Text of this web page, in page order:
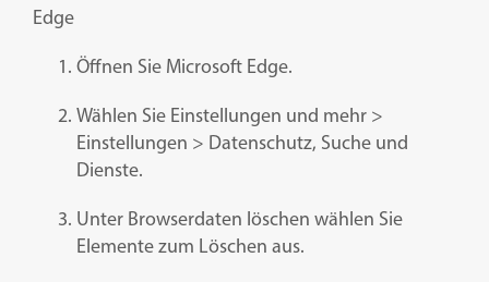
Edge
Öffnen Sie Microsoft Edge.
Wählen Sie Einstellungen und mehr >
Einstellungen > Datenschutz, Suche und
Dienste.
Unter Browserdaten löschen wählen Sie
Elemente zum Löschen aus.